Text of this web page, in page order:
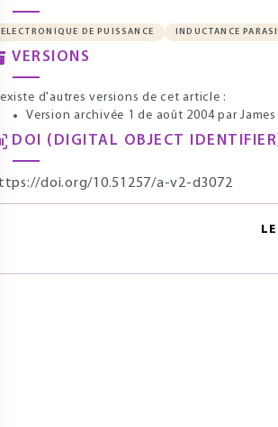
ELECTRONIQUE DE PUISSANCE INDUCTANCE
VERSIONS
d'autres versions de cet article :
Version archivée 1 de août 2004par James
DOI (DIGITAL OBJECT
doi.org/10.51257/a-v2-d3072